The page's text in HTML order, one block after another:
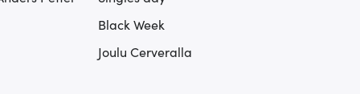
Black Week
Joulu Cerveralla